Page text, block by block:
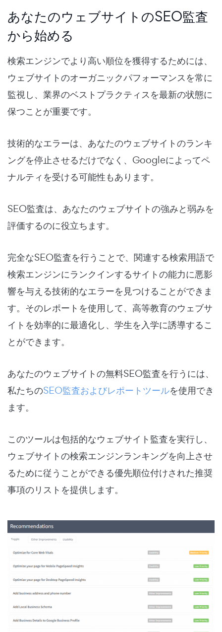
あなたのウェブサイトのSEO監査
から始める
検索エンジンでより高い順位を獲得するためには、
ウェブサイトのオーガニックパフォーマンスを常に
監視し、業界のベストプラクティスを最新の状態に
保つことが重要です。
技術的なエラーは、あなたのウェブサイトのランキ
ングを停止させるだけでなく、Googleによってペ
ナルティを受ける可能性もあります。
SEO監査は、あなたのウェブサイトの強みと弱みを
評価するのに役立ちます。
完全なSEO監査を行うことで、関連する検索用語で
検索エンジンにランクインするサイトの能力に悪影
響を与える技術的なエラーを見つけることができま
す。そのレポートを使用して、高等教育のウェブサ
イトを効率的に最適化し、学生を入学に誘導するこ
とができます。
あなたのウェブサイトの無料SEO監査を行うには、
私たちのSEO監査およびレポートツールを使用でき
ます。
このツールは包括的なウェブサイト監査を実行し、
ウェブサイトの検索エンジンランキングを向上させ
るために従うことができる優先順位付けされた推奨
事項のリストを提供します。